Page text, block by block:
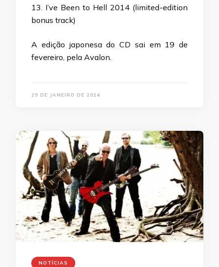
13. I’ve Been to Hell 2014 (limited-edition
bonus track)
A edição japonesa do CD sai em 19 de
fevereiro, pela Avalon.
29 DE JANEIRO DE 2014
NOTÍCIAS